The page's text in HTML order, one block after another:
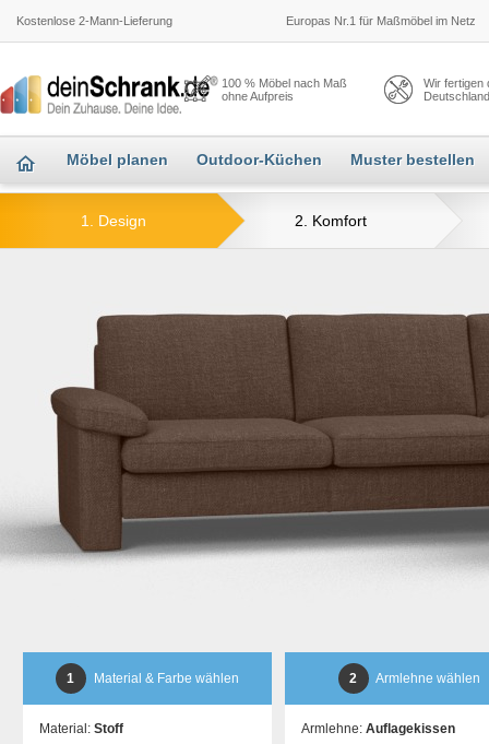
Kostenlose 2-Mann-Lieferung Europas Nr.1 für Maßmöbel im Netz
100 % Möbel nach Maß
ohne Aufpreis
Wir fertigen
Möbel planen Outdoor-Küchen Muster bestellen
2. Komfort
1. Design
1 Material & Farbe wählen
Material: Stoff
2 Armlehne wählen
Armlehne: Auflagekissen